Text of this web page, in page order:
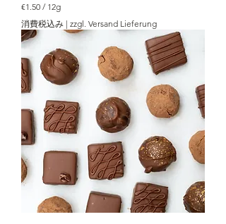
€1.50 / 12g
€
1
.
0
／
1
2
g
消費税込み | zzgl. Versand Lieferung